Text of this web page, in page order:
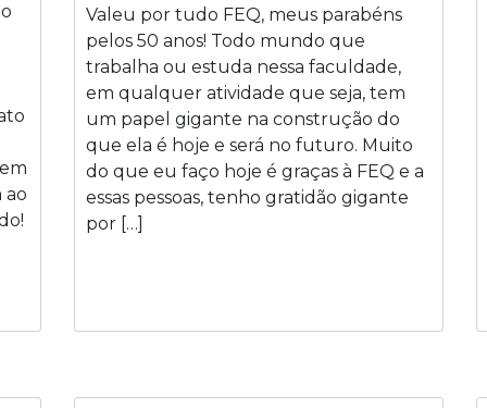
ao
Valeu por tudo FEQ, meus parabéns
pelos 50 anos! Todo mundo que
trabalha ou estuda nessa faculdade,
em qualquer atividade que seja, tem
um papel gigante na construção do
que ela é hoje e será no futuro. Muito
do que eu faço hoje é graças à FEQ e a
essas pessoas, tenho gratidão gigante
por […]